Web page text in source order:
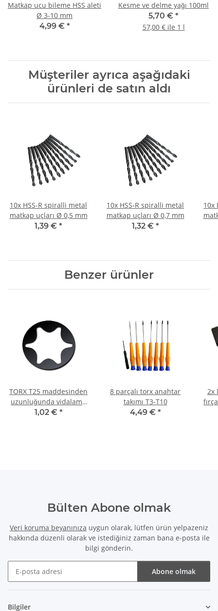
Matkap ucu bileme HSS aleti
Ø 3-10 mm
4,99 € *
Kesme ve delme yağı 100ml
5,70 € *
57,00 € ile 1 l
Müşteriler ayrıca aşağıdaki
ürünleri de satın aldı
10x HSS-R spiralli metal
matkap uçları Ø 0,5 mm
1,39 € *
10x HSS-R spiralli metal
matkap uçları Ø 0,7 mm
1,32 € *
10x
Benzer ürünler
TORX T25 maddesinden
uzunluğunda vidalama
ucu 25 mm
1,02 € *
8 parçalı torx anahtar
takımı T3-T10
4,49 € *
2x
Bülten Abone olmak
Veri koruma beyanınıza uygun olarak, lütfen ürün yelpazeniz
hakkında düzenli olarak ve istediğiniz zaman bana e-posta ile
bilgi gönderin.
Abone olmak
Bilgiler